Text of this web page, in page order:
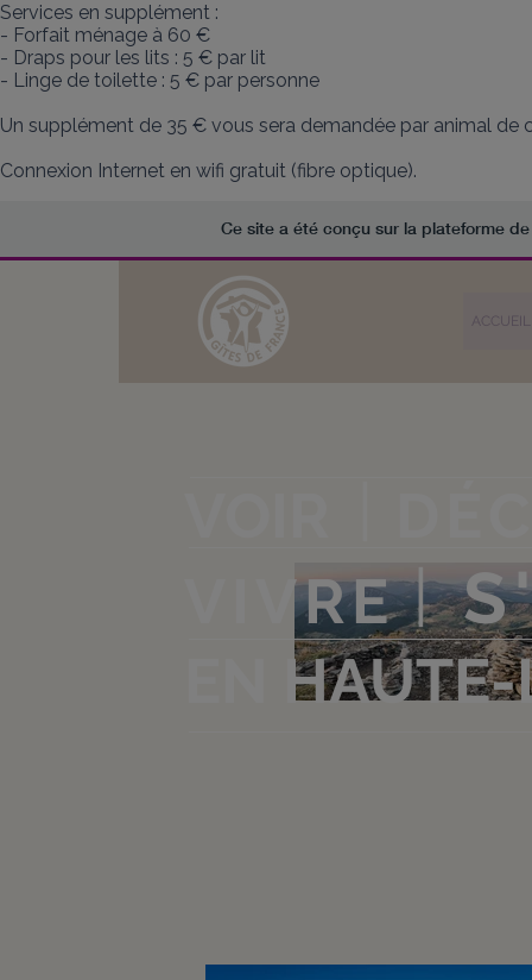
Services en supplément :
- Forfait ménage à 60 €
- Draps pour les lits : 5 € par lit
- Linge de toilette : 5 € par personne
Un supplément de 35 € vous sera demandée par animal de
Connexion Internet en wifi gratuit (fibre optique).